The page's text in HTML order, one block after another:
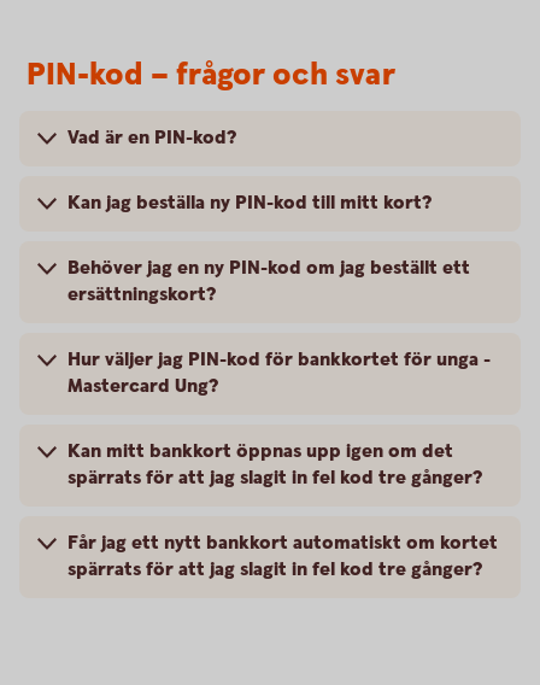
PIN-kod – frågor och svar
Vad är en PIN-kod?
Kan jag beställa ny PIN-kod till mitt kort?
Behöver jag en ny PIN-kod om jag beställt ett
ersättningskort?
Hur väljer jag PIN-kod för bankkortet för unga -
Mastercard Ung?
Kan mitt bankkort öppnas upp igen om det
spärrats för att jag slagit in fel kod tre gånger?
Får jag ett nytt bankkort automatiskt om kortet
spärrats för att jag slagit in fel kod tre gånger?